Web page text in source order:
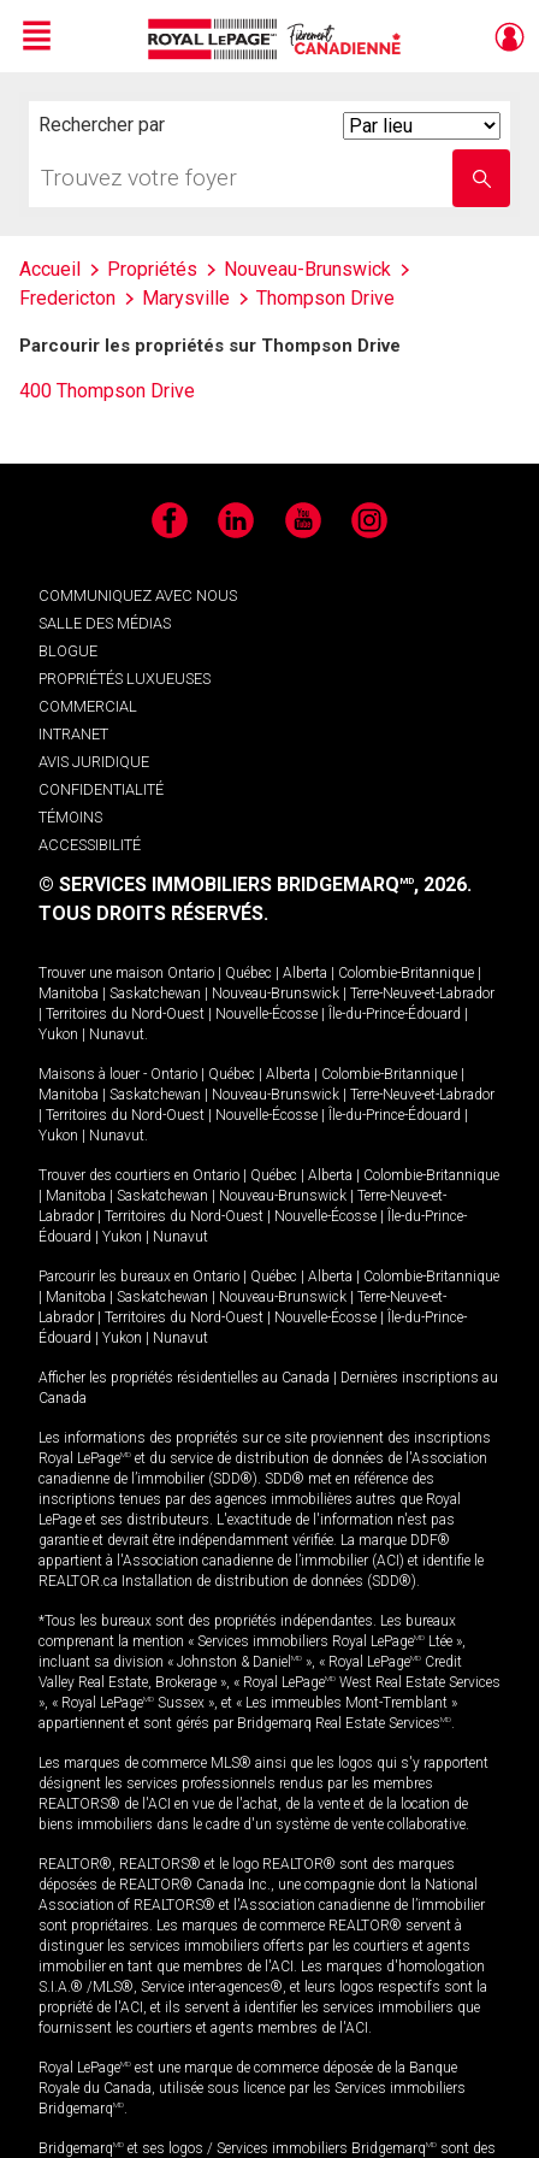
Menu
Rechercher par
votre
nom
Accueil Propriétés
Nouveau-Brunswick
Fredericton
Marysville Thompson Drive
Parcourir les propriétés sur Thompson Drive
400 Thompson Drive
Facebook LinkedIn YouTube Instagram
COMMUNIQUEZ AVEC NOUS
SALLE DES MÉDIAS
BLOGUE
PROPRIÉTÉS LUXUEUSES
COMMERCIAL
INTRANET
AVIS JURIDIQUE
CONFIDENTIALITÉ
TÉMOINS
ACCESSIBILITÉ
© SERVICES IMMOBILIERS BRIDGEMARQMD, 2026.
TOUS DROITS RÉSERVÉS.
Trouver une maison Ontario Québec Alberta Colombie-Britannique
Manitoba
Saskatchewan Nouveau-Brunswick
Terre-Neuve-et-Labrador
Territoires du Nord-Ouest Nouvelle-Écosse Île-du-Prince-Édouard
Yukon
Nunavut.
Maisons à louer - Ontario Québec Alberta Colombie-Britannique
Manitoba
Saskatchewan Nouveau-Brunswick
Terre-Neuve-et-Labrador
Territoires du Nord-Ouest Nouvelle-Écosse Île-du-Prince-Édouard
Yukon
Nunavut.
Trouver des courtiers en Ontario Québec Alberta
Colombie-Britannique
Manitoba Saskatchewan Nouveau-Brunswick
Terre-Neuve-et-
Labrador
Territoires du Nord-Ouest Nouvelle-Écosse
Île-du-Prince-
Édouard
Yukon Nunavut
Parcourir les bureaux en Ontario Québec Alberta
Colombie-Britannique
Manitoba Saskatchewan Nouveau-Brunswick
Terre-Neuve-et-
Labrador
Territoires du Nord-Ouest Nouvelle-Écosse
Île-du-Prince-
Édouard
Yukon Nunavut
Afficher les propriétés résidentielles au Canada
Dernières inscriptions au
Canada
Les informations des propriétés sur ce site proviennent des inscriptions
Royal LePageMD et du service de distribution de données de l'Association
canadienne de l’immobilier (SDD®). SDD® met en référence des
inscriptions tenues par des agences immobilières autres que Royal
LePage et ses distributeurs. L'exactitude de l'information n'est pas
garantie et devrait être indépendamment vérifiée. La marque DDF®
appartient à l'Association canadienne de l’immobilier (ACI) et identifie le
REALTOR.ca Installation de distribution de données (SDD®).
*Tous les bureaux sont des propriétés indépendantes. Les bureaux
comprenant la mention « Services immobiliers Royal LePageMD Ltée »,
incluant sa division « Johnston & Daniel MD », « Royal LePageMD Credit
Valley Real Estate, Brokerage », « Royal LePageMD West Real Estate Services
», « Royal LePageMD Sussex », et « Les immeubles Mont-Tremblant »
appartiennent et sont gérés par Bridgemarq Real Estate ServicesMD.
Les marques de commerce MLS® ainsi que les logos qui s'y rapportent
désignent les services professionnels rendus par les membres
REALTORS® de l'ACI en vue de l'achat, de la vente et de la location de
biens immobiliers dans le cadre d'un système de vente collaborative.
REALTOR®, REALTORS® et le logo REALTOR® sont des marques
déposées de REALTOR® Canada Inc., une compagnie dont la National
Association of REALTORS® et l'Association canadienne de l’immobilier
sont propriétaires. Les marques de commerce REALTOR® servent à
distinguer les services immobiliers offerts par les courtiers et agents
immobilier en tant que membres de l'ACI. Les marques d'homologation
S.I.A.® /MLS®, Service inter-agences®, et leurs logos respectifs sont la
propriété de l'ACI, et ils servent à identifier les services immobiliers que
fournissent les courtiers et agents membres de l'ACI.
Royal LePageMD est une marque de commerce déposée de la Banque
Royale du Canada, utilisée sous licence par les Services immobiliers
BridgemarqMD.
BridgemarqMD et ses logos / Services immobiliers BridgemarqMD sont des